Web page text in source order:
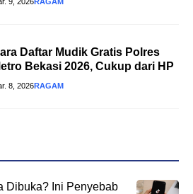
Daftar Mudik Gratis Polres
Bekasi 2026, Cukup dari HP
8, 2026RAGAM
Dibuka? Ini Penyebab